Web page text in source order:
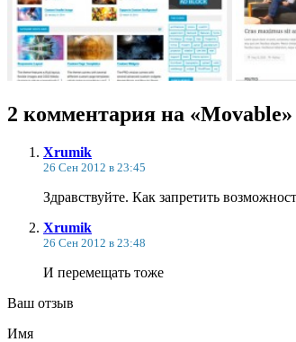
2 комментария на «Movable»
Xrumik
26 Сен 2012 в 23:45
Здравствуйте. Как запретить
Xrumik
26 Сен 2012 в 23:48
И перемещать тоже
Ваш отзыв
Имя